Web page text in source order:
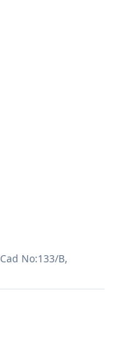
No:133/B,